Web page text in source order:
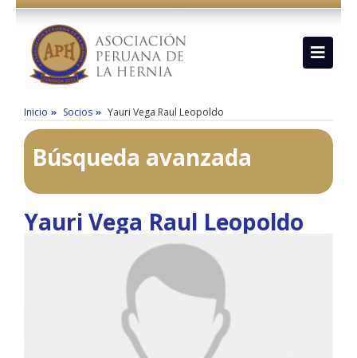
Inicio Socios Yauri Vega Raul Leopoldo
Búsqueda avanzada
Yauri Vega Raul Leopoldo